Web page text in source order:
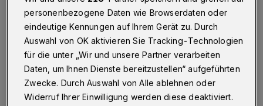
Wuppertal· Nach einem Vorfall am Donnerstagmorgen
(7. September 2023) in der Wuppertaler Schwebebahn
ist ein Mann in eine Einrichtung für psychisch Erkrankte
gebracht worden.
personenbezogene Daten wie Browserdaten oder
eindeutige Kennungen auf Ihrem Gerät zu. Durch
Auswahl von OK aktivieren Sie Tracking-Technologien
für die unter „Wir und unsere Partner verarbeiten
Daten, um Ihnen Dienste bereitzustellen“ aufgeführten
Zwecke. Durch Auswahl von Alle ablehnen oder
Widerruf Ihrer Einwilligung werden diese deaktiviert.